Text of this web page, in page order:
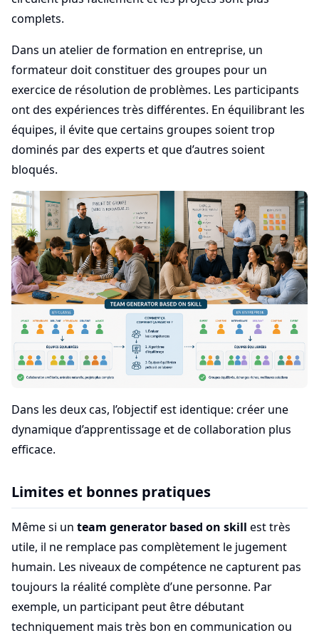
complets.
Dans un atelier de formation en entreprise, un
formateur doit constituer des groupes pour un
exercice de résolution de problèmes. Les participants
ont des expériences très différentes. En équilibrant les
équipes, il évite que certains groupes soient trop
dominés par des experts et que d’autres soient
bloqués.
Dans les deux cas, l’objectif est identique: créer une
dynamique d’apprentissage et de collaboration plus
efficace.
Limites et bonnes pratiques
Même si un team generator based on skill est très
utile, il ne remplace pas complètement le jugement
humain. Les niveaux de compétence ne capturent pas
toujours la réalité complète d’une personne. Par
exemple, un participant peut être débutant
techniquement mais très bon en communication ou